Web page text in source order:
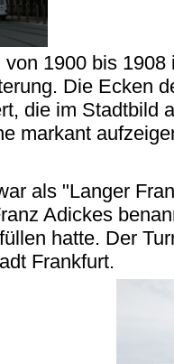
1900 bis
Die Ecken
die im Stadtbild
markant
als "Langer
Adickes
hatte. Der
Frankfurt.